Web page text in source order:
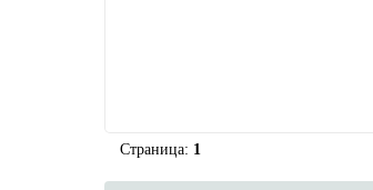
Страница: 1